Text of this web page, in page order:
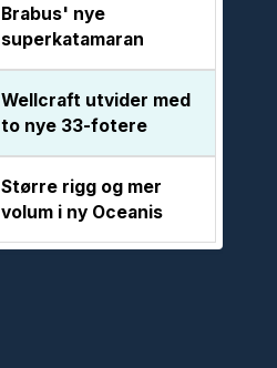
Brabus' nye
superkatamaran
Wellcraft utvider med
to nye 33-fotere
Større rigg og mer
volum i ny Oceanis